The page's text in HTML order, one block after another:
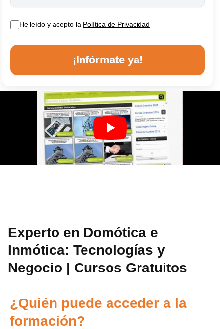
He leído y acepto la Política de Privacidad
¡Infórmate ya!
Experto en Domótica e
Inmótica: Tecnologías y
Negocio | Cursos Gratuitos
¿Quién puede acceder a la
formación?